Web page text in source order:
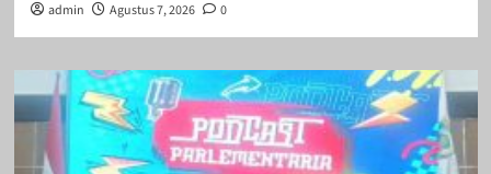
admin Agustus 7, 2026 0